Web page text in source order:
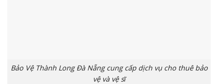
Bảo Vệ Thành Long Đà Nẵng cung cấp dịch vụ cho thuê bảo
vệ và vệ sĩ